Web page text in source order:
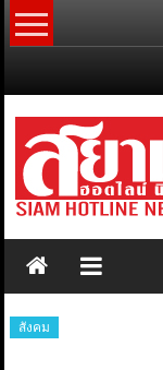
Skip
to
สังคม